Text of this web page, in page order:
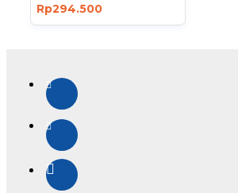
Rp294.500